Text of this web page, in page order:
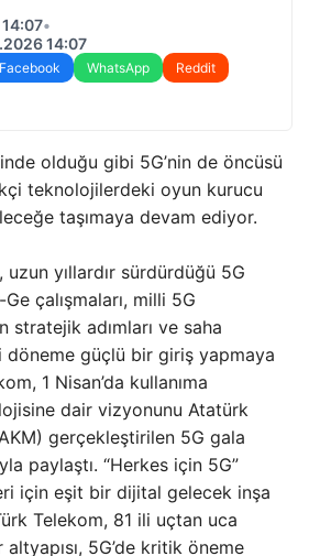
•
14:07
Facebook WhatsApp
Reddit
olduğu gibi 5G’nin de öncüsü
teknolojilerdeki oyun kurucu
taşımaya devam ediyor.
uzun yıllardır sürdürdüğü 5G
Ge çalışmaları, milli 5G
stratejik adımları ve saha
döneme güçlü bir giriş yapmaya
1 Nisan’da kullanıma
dair vizyonunu Atatürk
gerçekleştirilen 5G gala
paylaştı. “Herkes için 5G”
için eşit bir dijital gelecek inşa
Telekom, 81 ili uçtan uca
5G’de kritik öneme